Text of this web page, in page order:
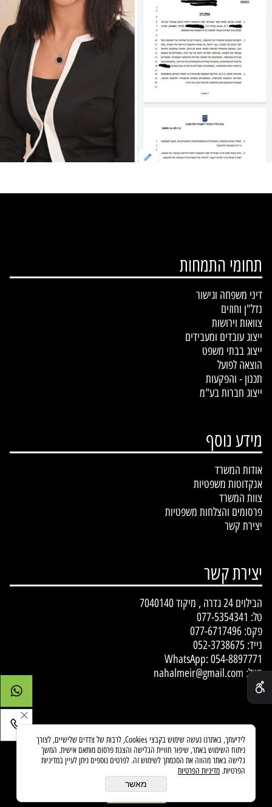
תחומי התמחות
דיני משפחה וגישור
נדל"ן וחוזים
צוואות וירושות
ייצוג עובדים ומעבידים
ייצוג בבתי משפט
הוצאה לפועל
תכנון - והפקעות
ייצוג חברות בע"מ
מידע נוסף
אודות המשרד
אנקדוטות משפטיות
צוות המשרד
פרסומים והצלחות משפטיות
יצירת קשר
יצירת קשר
הבילוים 24 גדרה , מיקוד 7040140
טל: 077-5354341
פקס: 077-6717496
נייד: 052-3738675
WhatsApp: 054-8897771
מייל: nahalmeir@gmail.com
✕
לידיעתך, באתרנו נעשה שימוש בקבצי Cookies, לרבות של צדדים שלישיים, לצורך
ניתוח השימוש באתר, שיפור חוויית הגלישה והצגת פרסום מותאם אישית. המשך
גלישה באתר מהווה את הסכמתך לשימוש זה. לפרטים נוספים ניתן לעיין במדיניות
הפרטיות. מדיניות הפרטיות
מאשר